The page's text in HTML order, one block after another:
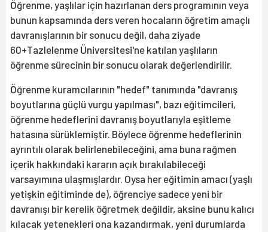
Öğrenme, yaşlılar için hazırlanan ders programının veya
bunun kapsamında ders veren hocaların öğretim amaçlı
davranışlarının bir sonucu değil, daha ziyade
60+Tazlelenme Üniversitesi'ne katılan yaşlıların
öğrenme sürecinin bir sonucu olarak değerlendirilir.
Öğrenme kuramcılarının "hedef" tanımında "davranış
boyutlarına güçlü vurgu yapılması", bazı eğitimcileri,
öğrenme hedeflerini davranış boyutlarıyla eşitleme
hatasına sürüklemiştir. Böylece öğrenme hedeflerinin
ayrıntılı olarak belirlenebileceğini, ama buna rağmen
içerik hakkındaki kararın açık bırakılabileceği
varsayımına ulaşmışlardır. Oysa her eğitimin amacı (yaşlı
yetişkin eğitiminde de), öğrenciye sadece yeni bir
davranışı bir kerelik öğretmek değildir, aksine bunu kalıcı
kılacak yetenekleri ona kazandırmak, yeni durumlarda